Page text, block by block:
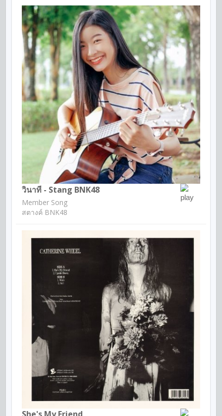
วินาที - Stang BNK48
Member Song
สตางค์ BNK48